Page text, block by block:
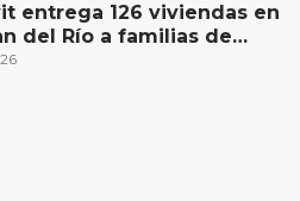
entrega 126 viviendas en
del Río a familias de